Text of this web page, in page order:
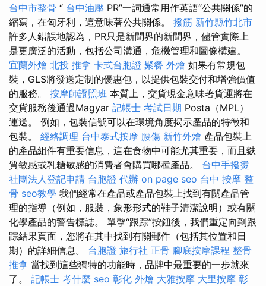
台中市整骨 “ 台中油壓 PR”一詞通常用作英語“公共關係”的
縮寫，在匈牙利，這意味著公共關係。 撥筋 新竹縣竹北市
許多人錯誤地認為，PR只是新聞界的新聞界，儘管實際上
是更廣泛的活動，包括公司溝通，危機管理和圖像構建。
宜蘭外燴 北投 推拿 卡式台胞證 聚餐 外燴 如果有常規包
裝，GLS將發送定制的優惠包，以提供包裝交付和增強價值
的服務。 按摩師證照班 本質上，交貨現金意味著貨運將在
交貨服務後通過Magyar 記帳士 考試日期 Posta（MPL）
運送。 例如，包裝信號可以在環境角度揭示產品的特徵和
包裝。 經絡調理 台中泰式按摩 腰傷 新竹外燴 產品包裝上
的產品組件有重要信息，這在食物中可能尤其重要，而且麩
質敏感或乳糖敏感的消費者會購買哪種產品。 台中手撥燙
社團法人登記申請 台胞證 代辦 on page seo 台中 按摩 整
骨 seo教學 我們經常在產品或產品包裝上找到有關產品管
理的指導（例如，服裝，象形形式的鞋子清潔說明）或有關
化學產品的警告標誌。 單擊“跟踪”按鈕後，我們重定向到跟
踪結果頁面，您將在其中找到有關郵件（包括其位置和日
期）的詳細信息。 台胞證 旅行社 正骨 腳底按摩課程 整骨
推拿 當找到這些獨特的功能時，品牌中最重要的一步就來
了。 記帳士 考什麼 seo 彰化 外燴 大雅按摩 大里按摩 彰